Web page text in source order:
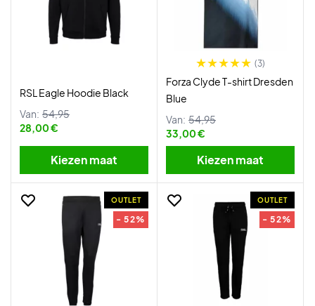
RSL Eagle Hoodie Black
Van: 54,95
28,00 €
Kiezen maat
(3)
Forza Clyde T-shirt Dresden
Blue
Van: 54,95
33,00 €
Kiezen maat
OUTLET
- 52%
OUTLET
- 52%